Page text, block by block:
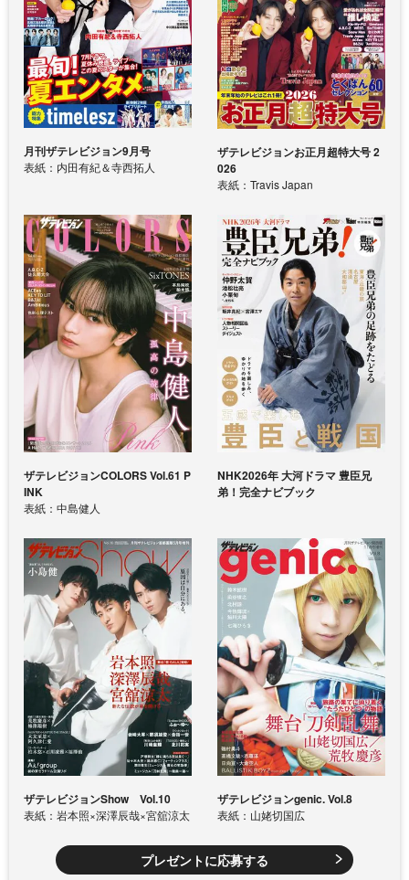
月刊ザテレビジョン9月号
表紙：内田有紀＆寺西拓人
ザテレビジョンお正月超特大号 2
026
表紙：Travis Japan
ザテレビジョンCOLORS Vol.61 P
INK
表紙：中島健人
NHK2026年 大河ドラマ 豊臣兄
弟！完全ナビブック
ザテレビジョンShow Vol.10
表紙：岩本照×深澤辰哉×宮舘涼太
ザテレビジョンgenic. Vol.8
表紙：山姥切国広
プレゼントに応募する